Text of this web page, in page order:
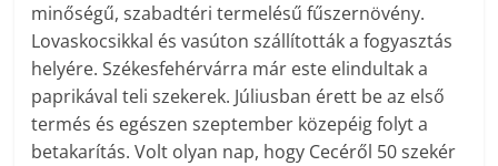
minőségű, szabadtéri termelésű fűszernövény.
Lovaskocsikkal és vasúton szállították a fogyasztás
helyére. Székesfehérvárra már este elindultak a
paprikával teli szekerek. Júliusban érett be az első
termés és egészen szeptember közepéig folyt a
betakarítás. Volt olyan nap, hogy Cecéről 50 szekér